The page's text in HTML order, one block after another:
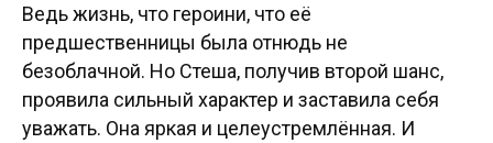
Ведь жизнь, что героини, что её
предшественницы была отнюдь не
безоблачной. Но Стеша, получив второй шанс,
проявила сильный характер и заставила себя
уважать. Она яркая и целеустремлённая. И